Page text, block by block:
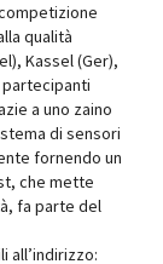
qualità
Kassel (Ger),
partecipanti
a uno zaino
di sensori
fornendo un
che mette
fa parte del
all’indirizzo: